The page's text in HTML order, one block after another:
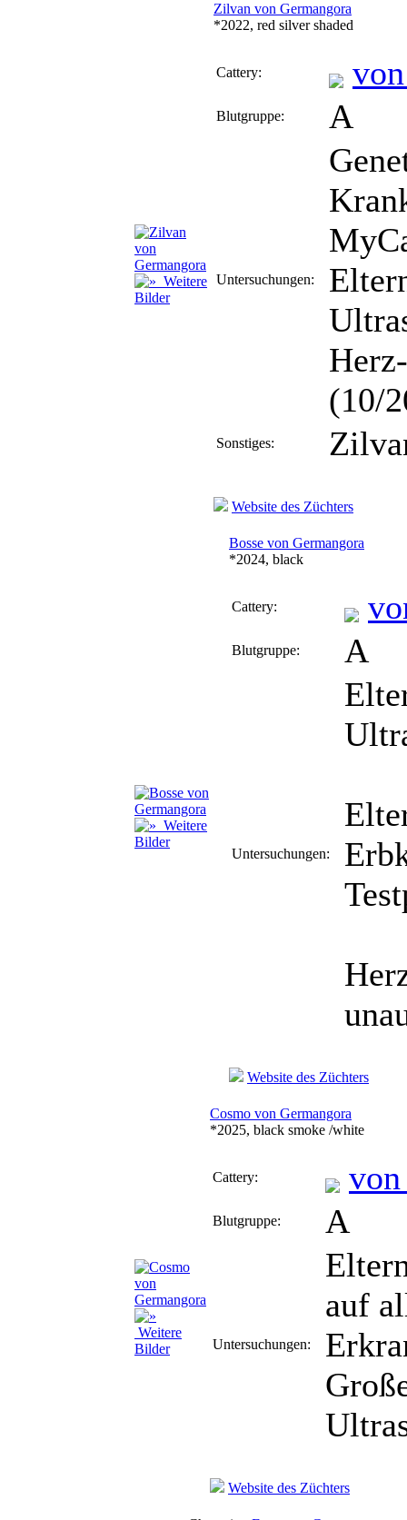
Weitere
Bilder
Zilvan von Germangora
*2022, red silver shaded
Cattery:
Blutgruppe: A
Untersuchungen:
(10/
Sonstiges:
Website des Züchters
Weitere
Bilder
Bosse von Germangora
*2024, black
Cattery:
Blutgruppe: A
Untersuchungen:
Website des Züchters
Weitere
Bilder
Cosmo von Germangora
*2025, black smoke /white
Cattery:
Blutgruppe: A
Untersuchungen:
auf
Website des Züchters